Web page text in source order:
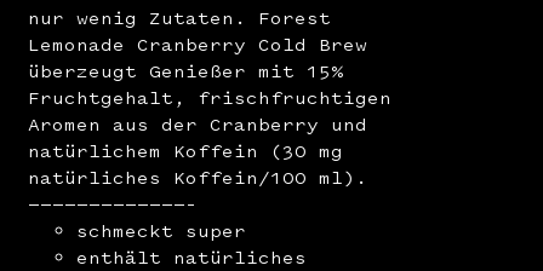
nur wenig Zutaten. Forest
Lemonade Cranberry Cold Brew
überzeugt Genießer mit 15%
Fruchtgehalt, frischfruchtigen
Aromen aus der Cranberry und
natürlichem Koffein (30 mg
natürliches Koffein/100 ml).
—————————————–
schmeckt super
enthält natürliches